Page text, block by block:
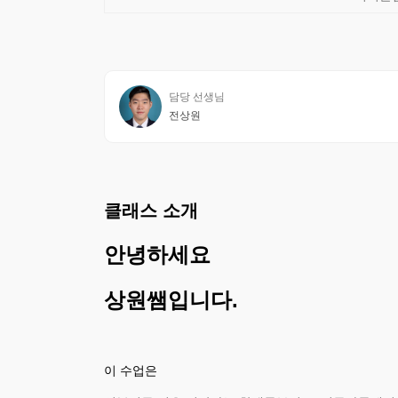
담당 선생님
전상원
클래스 소개
안녕하세요
상원쌤입니다.
이 수업은